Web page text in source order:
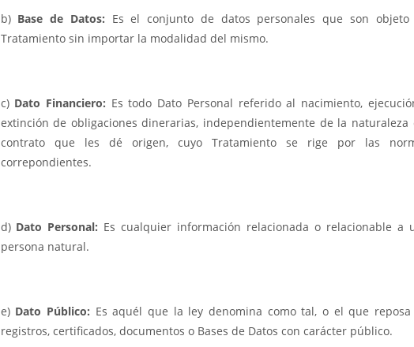
b) Base de Datos: Es el conjunto de datos personales que son objeto
Tratamiento sin importar la modalidad del mismo.
c) Dato Financiero: Es todo Dato Personal referido al nacimiento,
extinción de obligaciones dinerarias, independientemente de la naturaleza
contrato que les dé origen, cuyo Tratamiento se rige por las
correpondientes.
d) Dato Personal: Es cualquier información relacionada o relacionable a
persona natural.
e) Dato Público: Es aquél que la ley denomina como tal, o el que reposa
registros, certificados, documentos o Bases de Datos con carácter público.